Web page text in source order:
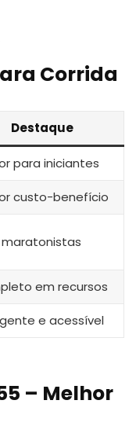
Corrida
Destaque
para iniciantes
custo-benefício
maratonistas
em recursos
e acessível
– Melhor